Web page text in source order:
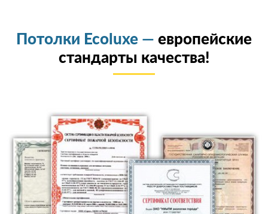
Потолки Ecoluxe — европейские
стандарты качества!